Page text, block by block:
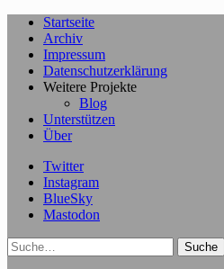
Startseite
Archiv
Impressum
Datenschutzerklärung
Weitere Projekte
Blog
Unterstützen
Über
Twitter
Instagram
BlueSky
Mastodon
Suche